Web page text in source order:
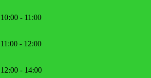
10:00 - 11:00
11:00 - 12:00
12:00 - 14:00